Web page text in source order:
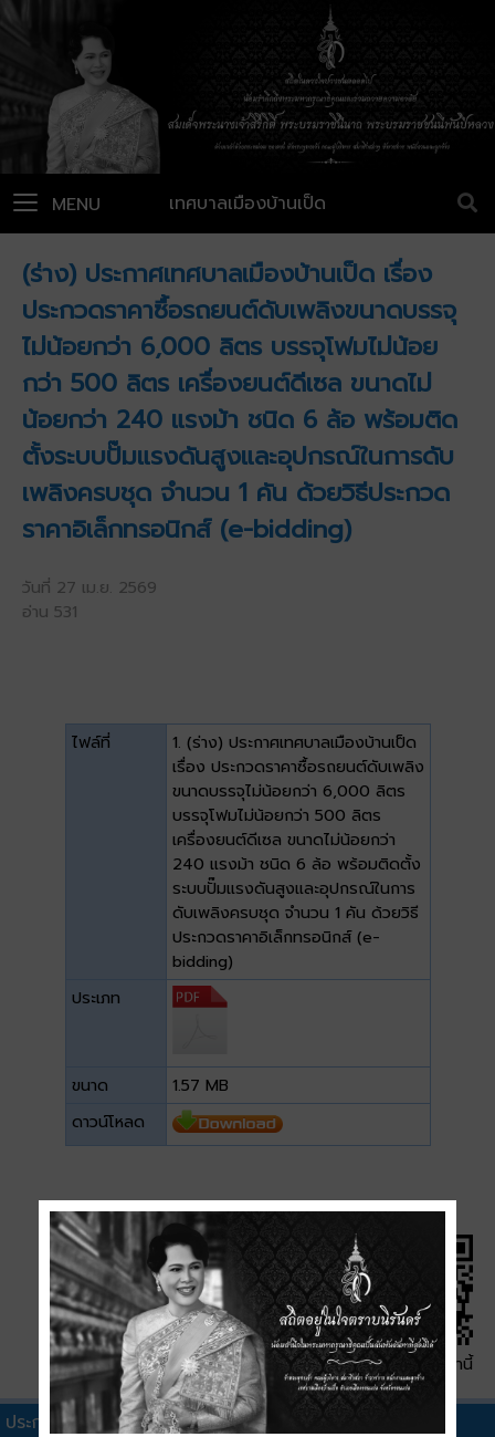
เทศบาลเมืองบ้านเป็ด
MENU
(ร่าง) ประกาศเทศบาลเมืองบ้านเป็ด เรื่อง
ประกวดราคาซื้อรถยนต์ดับเพลิงขนาดบรรจุ
ไม่น้อยกว่า 6,000 ลิตร บรรจุโฟมไม่น้อย
กว่า 500 ลิตร เครื่องยนต์ดีเซล ขนาดไม่
น้อยกว่า 240 แรงม้า ชนิด 6 ล้อ พร้อมติด
ตั้งระบบปั๊มแรงดันสูงและอุปกรณ์ในการดับ
เพลิงครบชุด จำนวน 1 คัน ด้วยวิธีประกวด
ราคาอิเล็กทรอนิกส์ (e-bidding)
วันที่ 27 เม.ย. 2569
อ่าน 531
ไฟล์ที่
1. (ร่าง) ประกาศเทศบาลเมืองบ้านเป็ด
เรื่อง ประกวดราคาซื้อรถยนต์ดับเพลิง
ขนาดบรรจุไม่น้อยกว่า 6,000 ลิตร
บรรจุโฟมไม่น้อยกว่า 500 ลิตร
เครื่องยนต์ดีเซล ขนาดไม่น้อยกว่า
240 แรงม้า ชนิด 6 ล้อ พร้อมติดตั้ง
ระบบปั๊มแรงดันสูงและอุปกรณ์ในการ
ดับเพลิงครบชุด จำนวน 1 คัน ด้วยวิธี
ประกวดราคาอิเล็กทรอนิกส์ (e-
bidding)
ประเภท
ขนาด
1.57 MB
ดาวน์โหลด
QR Code หน้านี้
ประกาศประกวดราคาอื่นๆ